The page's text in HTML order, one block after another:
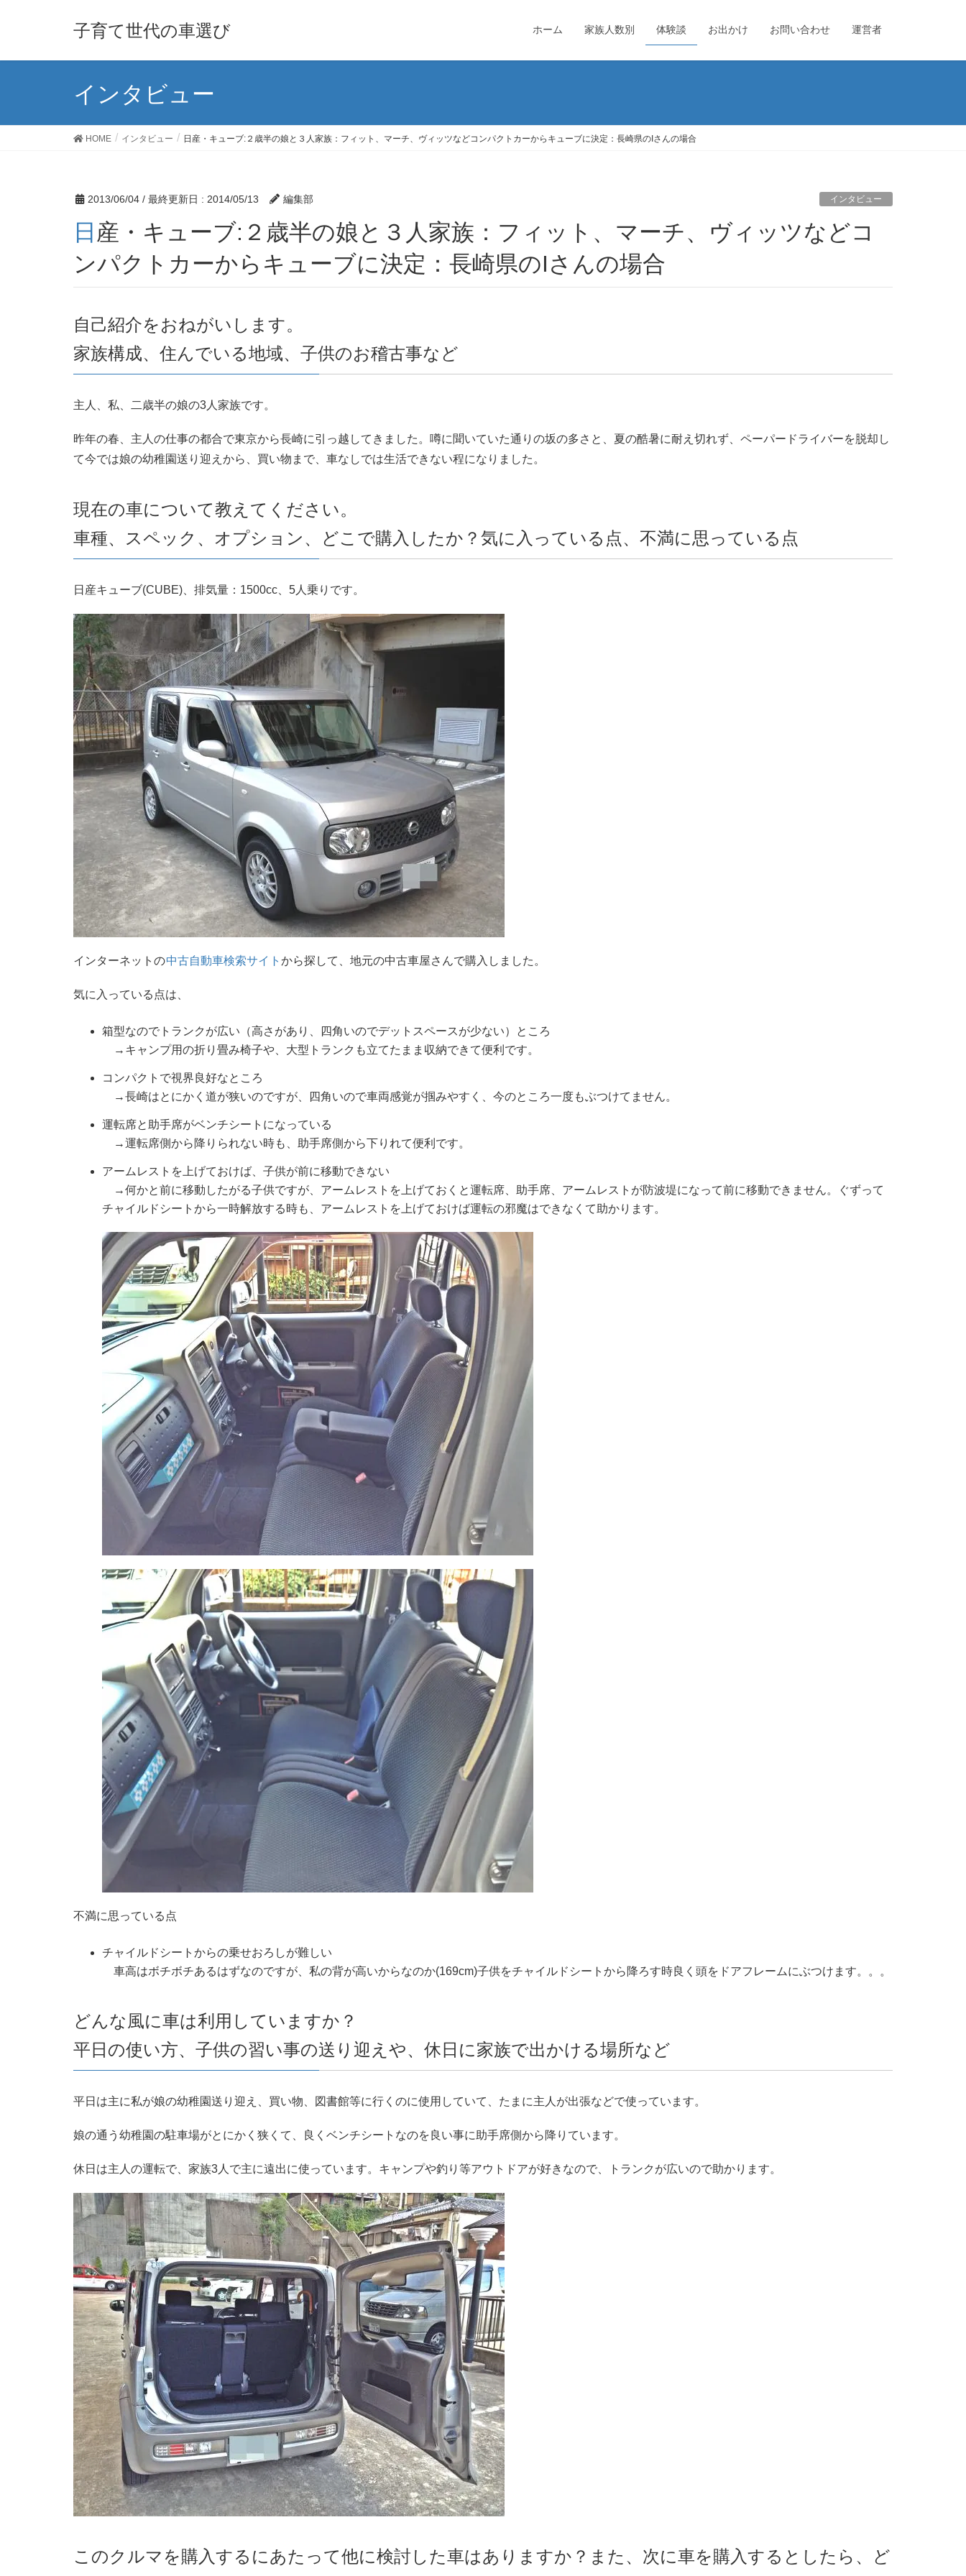
子育て世代の車選び ホーム 家族人数別 体験談 お出かけ お問い合わせ 運営者
インタビュー
HOME インタビュー 日産・キューブ:２歳半の娘と３人家族：フィット、マーチ、ヴィッツなどコンパクトカーからキューブに決定：長崎県のIさんの場合
2013/06/04 / 最終更新日 : 2014/05/13 編集部 インタビュー
日産・キューブ:２歳半の娘と３人家族：フィット、マーチ、ヴィッツなどコ
ンパクトカーからキューブに決定：長崎県のIさんの場合
自己紹介をおねがいします。
家族構成、住んでいる地域、子供のお稽古事など
主人、私、二歳半の娘の3人家族です。
昨年の春、主人の仕事の都合で東京から長崎に引っ越してきました。噂に聞いていた通りの坂の多さと、夏の酷暑に耐え切れず、ペーパードライバーを脱却し
て今では娘の幼稚園送り迎えから、買い物まで、車なしでは生活できない程になりました。
現在の車について教えてください。
車種、スペック、オプション、どこで購入したか？気に入っている点、不満に思っている点
日産キューブ(CUBE)、排気量：1500cc、5人乗りです。
インターネットの中古自動車検索サイト から探して、地元の中古車屋さんで購入しました。
気に入っている点は、
箱型なのでトランクが広い（高さがあり、四角いのでデットスペースが少ない）ところ
→キャンプ用の折り畳み椅子や、大型トランクも立てたまま収納できて便利です。
コンパクトで視界良好なところ
→長崎はとにかく道が狭いのですが、四角いので車両感覚が掴みやすく、今のところ一度もぶつけてません。
運転席と助手席がベンチシートになっている
→運転席側から降りられない時も、助手席側から下りれて便利です。
アームレストを上げておけば、子供が前に移動できない
→何かと前に移動したがる子供ですが、アームレストを上げておくと運転席、助手席、アームレストが防波堤になって前に移動できません。ぐずって
チャイルドシートから一時解放する時も、アームレストを上げておけば運転の邪魔はできなくて助かります。
不満に思っている点
チャイルドシートからの乗せおろしが難しい
車高はボチボチあるはずなのですが、私の背が高いからなのか(169cm)子供をチャイルドシートから降ろす時良く頭をドアフレームにぶつけます。。。
どんな風に車は利用していますか？
平日の使い方、子供の習い事の送り迎えや、休日に家族で出かける場所など
平日は主に私が娘の幼稚園送り迎え、買い物、図書館等に行くのに使用していて、たまに主人が出張などで使っています。
娘の通う幼稚園の駐車場がとにかく狭くて、良くベンチシートなのを良い事に助手席側から降りています。
休日は主人の運転で、家族3人で主に遠出に使っています。キャンプや釣り等アウトドアが好きなので、トランクが広いので助かります。
このクルマを購入するにあたって他に検討した車はありますか？また、次に車を購入するとしたら、ど